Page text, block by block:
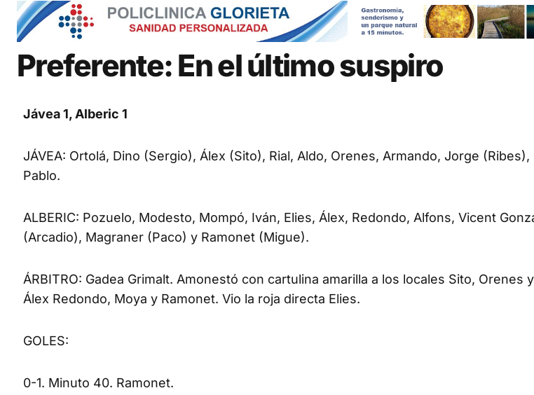
Preferente: En el último suspiro
Jávea 1, Alberic 1
JÁVEA: Ortolá, Dino (Sergio), Álex (Sito), Rial, Aldo, Orenes, Armando, Jorge
Pablo.
ALBERIC: Pozuelo, Modesto, Mompó, Iván, Elies, Álex, Redondo, Alfons, Vicent
(Arcadio), Magraner (Paco) y Ramonet (Migue).
ÁRBITRO: Gadea Grimalt. Amonestó con cartulina amarilla a los locales Sito, Orenes
Álex Redondo, Moya y Ramonet. Vio la roja directa Elies.
GOLES:
0-1. Minuto 40. Ramonet.